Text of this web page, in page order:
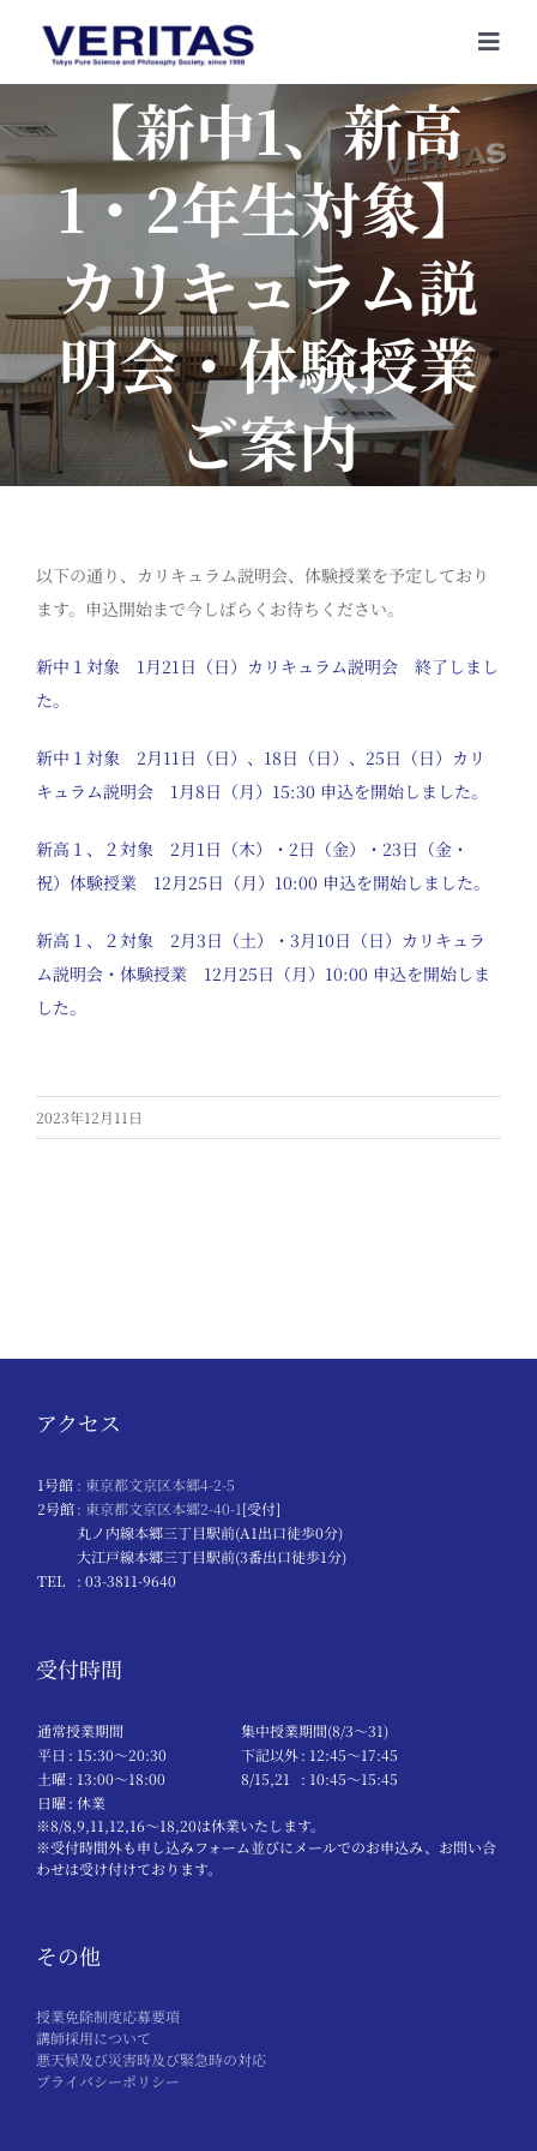
content
【新中1、新高
1・2年生対象】
カリキュラム説
明会・体験授業
ご案内
以下の通り、カリキュラム説明会、体験授業を予定しており
ます。申込開始まで今しばらくお待ちください。
新中１対象 1月21日（日）カリキュラム説明会 終了しまし
た。
新中１対象 2月11日（日）、18日（日）、25日（日）カリ
キュラム説明会 1月8日（月）15:30 申込を開始しました。
新高１、２対象 2月1日（木）・2日（金）・23日（金・
祝）体験授業 12月25日（月）10:00 申込を開始しました。
新高１、２対象 2月3日（土）・3月10日（日）カリキュラ
ム説明会・体験授業 12月25日（月）10:00 申込を開始しま
した。
2023年12月11日
アクセス
1号館 : 東京都文京区本郷4-2-5
2号館: 東京都文京区本郷2-40-1[受付]
丸ノ内線本郷三丁目駅前(A1出口徒歩0分)
大江戸線本郷三丁目駅前(3番出口徒歩1分)
TEL
: 03-3811-9640
受付時間
通常授業期間
集中授業期間(8/3～31)
平日 : 15:30〜20:30 下記以外: 12:45〜17:45
土曜: 13:00〜18:00 8/15,21
: 10:45〜15:45
日曜: 休業
※8/8,9,11,12,16～18,20は休業いたします。
※受付時間外も申し込みフォーム並びにメールでのお申込み、お問い合
わせは受け付けております。
その他
授業免除制度応募要項
講師採用について
悪天候及び災害時及び緊急時の対応
プライバシーポリシー